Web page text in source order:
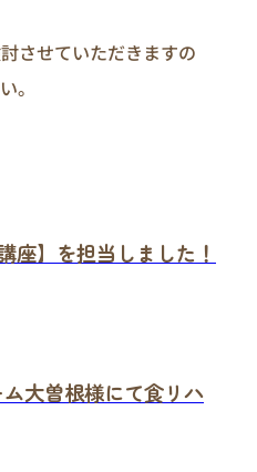
させていただきますの
。
座】を担当しました！
大曽根様にて食リハ